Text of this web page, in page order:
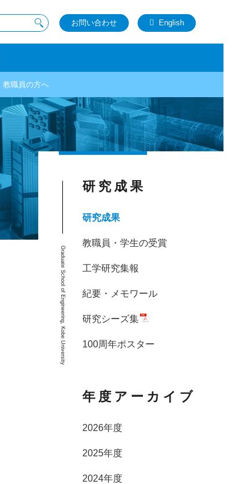
お問い合わせ English
教職員の方へ
Graduate School of Engineering, Kobe University
研究成果
研究成果
教職員・学生の受賞
工学研究集報
紀要・メモワール
研究シーズ集
100周年ポスター
年度アーカイブ
2026年度
2025年度
2024年度